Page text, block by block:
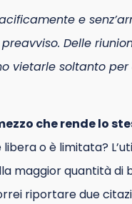
e
Delle
vietarle soltanto
che rende lo
libera o è limitata?
maggior quantità di
riportare due